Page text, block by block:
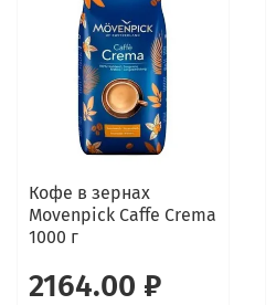
Кофе в зернах
Movenpick Caffe Crema
1000 г
2164.00 ₽